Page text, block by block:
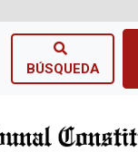
BÚSQUEDA